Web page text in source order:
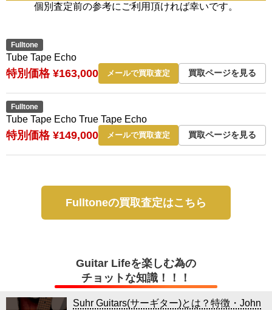
個別査定前の参考にご利用頂ければ幸いです。
Fulltone
Tube Tape Echo
特別価格 ¥163,000 メールで買取査定 買取ページを見る
Fulltone
Tube Tape Echo True Tape Echo
特別価格 ¥149,000 メールで買取査定 買取ページを見る
Fulltoneの買取査定はこちら
Guitar Lifeを楽しむ為の
チョットな知識！！！
Suhr Guitars(サーギター)とは？特徴・John